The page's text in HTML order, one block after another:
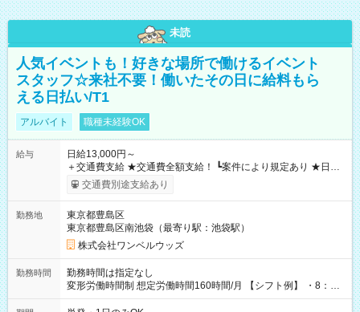
未読
人気イベントも！好きな場所で働けるイベント
スタッフ☆来社不要！働いたその日に給料もら
える日払い/T1
アルバイト 職種未経験OK
給与
日給13,000円～
＋交通費支給 ★交通費全額支給！ ┗案件により規定あり ★日払
いOK！（規定あり） ┗働いたその日に現金GET♪ お仕事後はコ
ンビニATMから 日払い分を引き落とせます！ 【試用期間】試
交通費別途支給あり
勤務地
東京都豊島区
東京都豊島区南池袋（最寄り駅：池袋駅）
株式会社ワンベルウッズ
勤務時間
勤務時間は指定なし
変形労働時間制 想定労働時間160時間/月 【シフト例】 ・8：00
～21：00